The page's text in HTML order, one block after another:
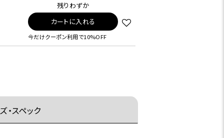
残りわずか
カートに入れる
今だけクーポン利用で10%OFF
・スペック